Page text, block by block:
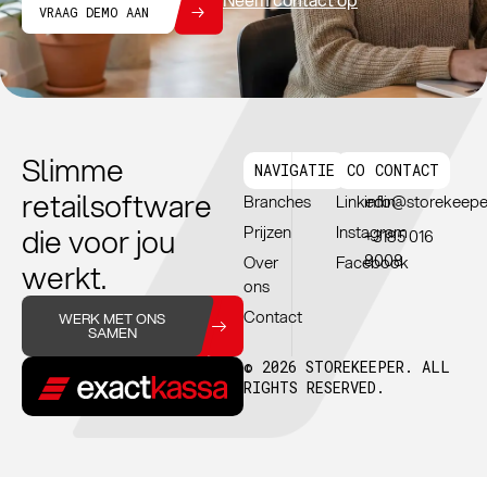
VRAAG DEMO AAN
Slimme
retailsoftware
die voor jou
werkt.
WERK MET ONS
SAMEN
NAVIGATIE
Branches
Prijzen
Over
ons
Contact
CONNTECT
Linkedin
Instagram
Facebook
CONTACT
+3185 016
8008
© 2026 STOREKEEPER. ALL
RIGHTS RESERVED.